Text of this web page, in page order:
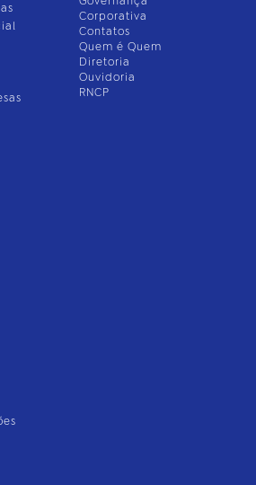
Corporativa
Contatos
Quem é Quem
Diretoria
Ouvidoria
RNCP